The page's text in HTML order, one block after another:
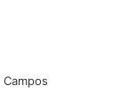
Campos